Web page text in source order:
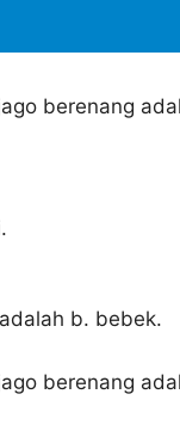
berenang
b. bebek.
berenang